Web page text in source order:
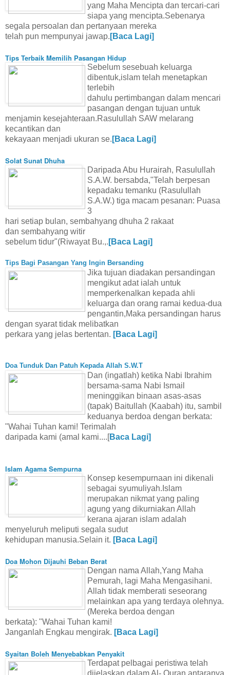
yang Maha Mencipta dan tercari-cari
siapa yang mencipta.Sebenarya
segala persoalan dan pertanyaan mereka
telah pun mempunyai jawap. [Baca Lagi]
Tips Terbaik Memilih Pasangan Hidup
Sebelum sesebuah keluarga
dibentuk,islam telah menetapkan
terlebih
dahulu pertimbangan dalam mencari
pasangan dengan tujuan untuk
menjamin kesejahteraan.Rasulullah SAW melarang
kecantikan dan
kekayaan menjadi ukuran se. [Baca Lagi]
Solat Sunat Dhuha
Daripada Abu Hurairah, Rasulullah
S.A.W. bersabda,"Telah berpesan
kepadaku temanku (Rasulullah
S.A.W.) tiga macam pesanan: Puasa
3
hari setiap bulan, sembahyang dhuha 2 rakaat
dan sembahyang witir
sebelum tidur"(Riwayat Bu.,. [Baca Lagi]
Tips Bagi Pasangan Yang Ingin Bersanding
Jika tujuan diadakan persandingan
mengikut adat ialah untuk
memperkenalkan kepada ahli
keluarga dan orang ramai kedua-dua
pengantin,Maka persandingan harus
dengan syarat tidak melibatkan
perkara yang jelas bertentan. [Baca Lagi]
Doa Tunduk Dan Patuh Kepada Allah S.W.T
Dan (ingatlah) ketika Nabi Ibrahim
bersama-sama Nabi Ismail
meninggikan binaan asas-asas
(tapak) Baitullah (Kaabah) itu, sambil
keduanya berdoa dengan berkata:
"Wahai Tuhan kami! Terimalah
daripada kami (amal kami....[Baca Lagi]
Islam Agama Sempurna
Konsep kesempurnaan ini dikenali
sebagai syumuliyah.Islam
merupakan nikmat yang paling
agung yang dikurniakan Allah
kerana ajaran islam adalah
menyeluruh meliputi segala sudut
kehidupan manusia.Selain it. [Baca Lagi]
Doa Mohon Dijauhi Beban Berat
Dengan nama Allah,Yang Maha
Pemurah, lagi Maha Mengasihani.
Allah tidak memberati seseorang
melainkan apa yang terdaya olehnya.
(Mereka berdoa dengan
berkata): "Wahai Tuhan kami!
Janganlah Engkau mengirak. [Baca Lagi]
Syaitan Boleh Menyebabkan Penyakit
Terdapat pelbagai peristiwa telah
dijelaskan dalam Al- Quran,antaranya